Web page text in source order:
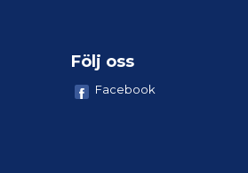
Följ oss
Facebook